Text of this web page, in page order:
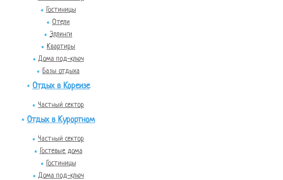
Гостиницы
Отели
Эллинги
Квартиры
Дома под-ключ
Базы отдыха
Отдых в Кореизе
Частный сектор
Отдых в Курортном
Частный сектор
Гостевые дома
Гостиницы
Дома под-ключ